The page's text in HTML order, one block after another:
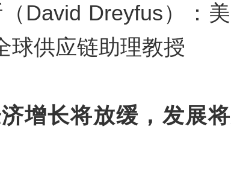
David Dreyfus）：
球供应链助理教授
增长将放缓，发展